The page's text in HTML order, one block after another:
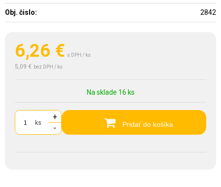
6,26 € s DPH / ks
5,09 € bez DPH / ks
Na sklade 16 ks
ks
+
-
Pridať do košíka
Obj. čislo: 2842